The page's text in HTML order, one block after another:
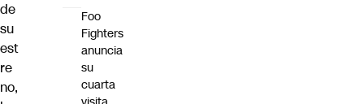
de
su
est
re
no,
Foo
Fighters
anuncia
su
cuarta